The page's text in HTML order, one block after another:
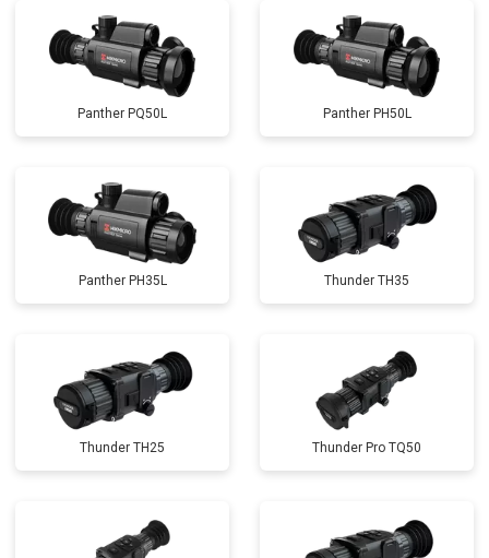
Panther PQ50L Panther PH50L
Panther PH35L Thunder TH35
Thunder TH25 Thunder Pro TQ50